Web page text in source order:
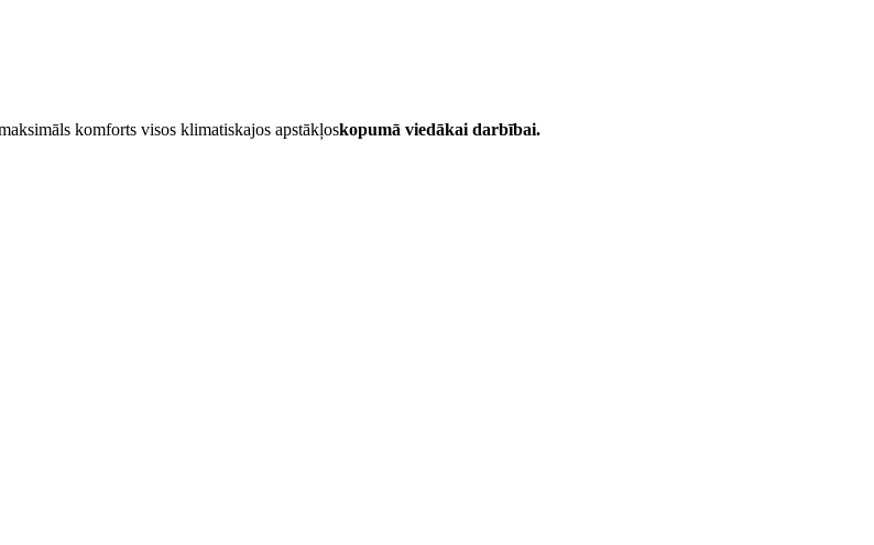
komforts visos klimatiskajos apstākļoskopumā viedākai darbībai.